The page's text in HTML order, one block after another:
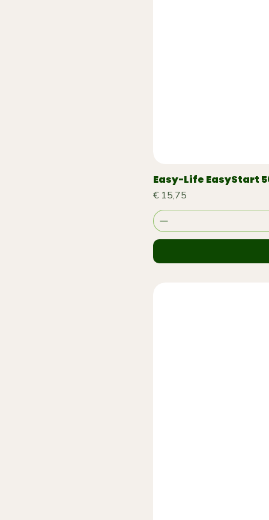
Easy-Life EasyStart
Prijs
€ 15,75